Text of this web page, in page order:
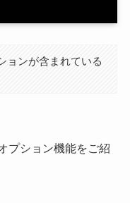
ョンが含まれている
プション機能をご紹